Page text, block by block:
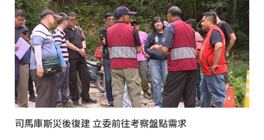
司馬庫斯災後復建 立委前往考察盤點需求